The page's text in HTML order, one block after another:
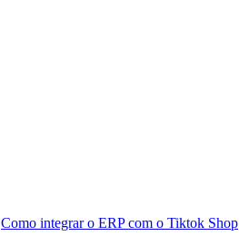
Como integrar o ERP com o Tiktok Shop